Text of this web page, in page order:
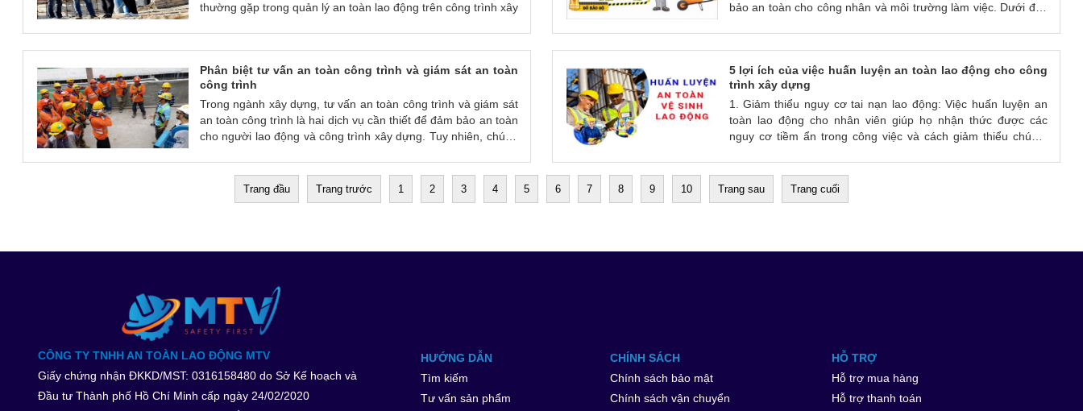
vật liệu. Phân bổ nguồn lực một cách hợp lý và hiệu quả, đảm
thường gặp trong quản lý an toàn lao động trên công trình xây
bảo an toàn cho công nhân và môi trường làm việc. Dưới đây
Phân biệt tư vấn an toàn công trình và giám sát an toàn
công trình
Trong ngành xây dựng, tư vấn an toàn công trình và giám sát
an toàn công trình là hai dịch vụ cần thiết để đảm bảo an toàn
cho người lao động và công trình xây dựng. Tuy nhiên, chúng
5 lợi ích của việc huấn luyện an toàn lao động cho công
trình xây dựng
1. Giảm thiểu nguy cơ tai nạn lao động: Việc huấn luyện an
toàn lao động cho nhân viên giúp họ nhận thức được các
nguy cơ tiềm ẩn trong công việc và cách giảm thiểu chúng.
Trang đầu Trang trước 1 2 3 4 5 6 7 8 9 10 Trang sau Trang cuối
CÔNG TY TNHH AN TOÀN LAO ĐỘNG MTV
Giấy chứng nhận ĐKKD/MST: 0316158480 do Sở Kế hoạch và
Đầu tư Thành phố Hồ Chí Minh cấp ngày 24/02/2020
HƯỚNG DẪN
Tìm kiếm
Tư vấn sản phẩm
CHÍNH SÁCH
Chính sách bảo mật
Chính sách vận chuyển
HỖ TRỢ
Hỗ trợ mua hàng
Hỗ trợ thanh toán